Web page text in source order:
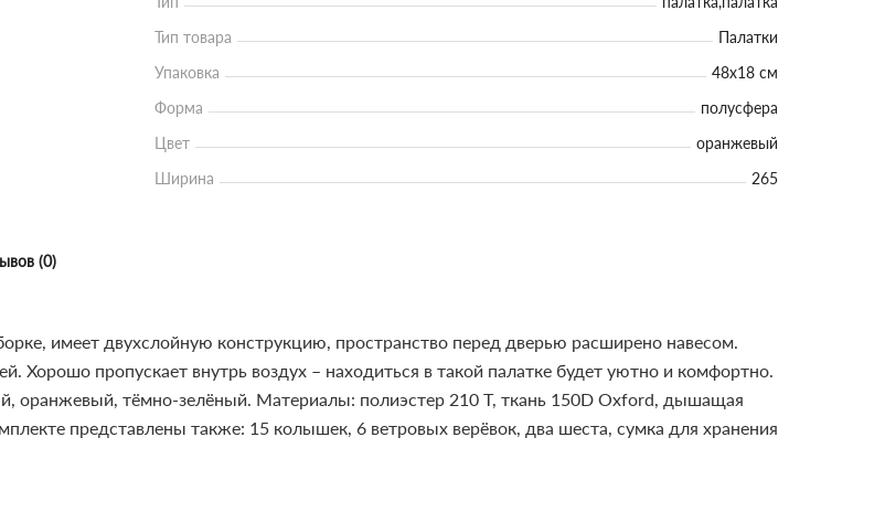
Тип товара
Палатки
Упаковка
48х18 см
Форма
полусфера
Цвет
оранжевый
Ширина
265
(0)
имеет двухслойную конструкцию, пространство перед дверью расширено навесом.
Хорошо пропускает внутрь воздух – находиться в такой палатке будет уютно и комфортно.
оранжевый, тёмно-зелёный. Материалы: полиэстер 210 Т, ткань 150D Oxford, дышащая
представлены также: 15 колышек, 6 ветровых верёвок, два шеста, сумка для хранения